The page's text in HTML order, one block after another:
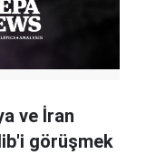
ve İran
görüşmek